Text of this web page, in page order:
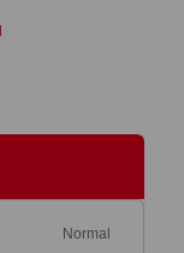
Normal